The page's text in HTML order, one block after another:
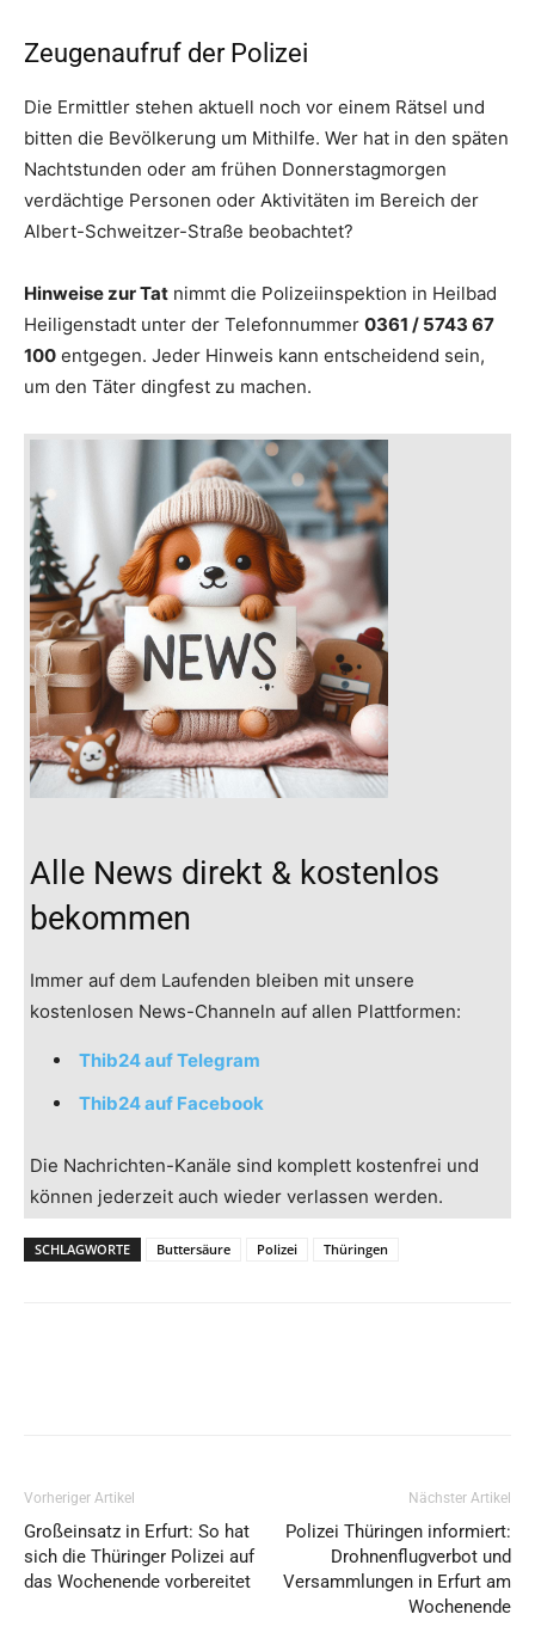
Zeugenaufruf der Polizei
Die Ermittler stehen aktuell noch vor einem Rätsel und
bitten die Bevölkerung um Mithilfe. Wer hat in den späten
Nachtstunden oder am frühen Donnerstagmorgen
verdächtige Personen oder Aktivitäten im Bereich der
Albert-Schweitzer-Straße beobachtet?
Hinweise zur Tat nimmt die Polizeiinspektion in Heilbad
Heiligenstadt unter der Telefonnummer 0361 / 5743 67
100 entgegen. Jeder Hinweis kann entscheidend sein,
um den Täter dingfest zu machen.
Alle News direkt & kostenlos
bekommen
Immer auf dem Laufenden bleiben mit unsere
kostenlosen News-Channeln auf allen Plattformen:
Thib24 auf Telegram
Thib24 auf Facebook
Die Nachrichten-Kanäle sind komplett kostenfrei und
können jederzeit auch wieder verlassen werden.
SCHLAGWORTE Buttersäure Polizei Thüringen
Vorheriger Artikel
Großeinsatz in Erfurt: So hat
sich die Thüringer Polizei auf
das Wochenende vorbereitet
Nächster Artikel
Polizei Thüringen informiert:
Drohnenflugverbot und
Versammlungen in Erfurt am
Wochenende